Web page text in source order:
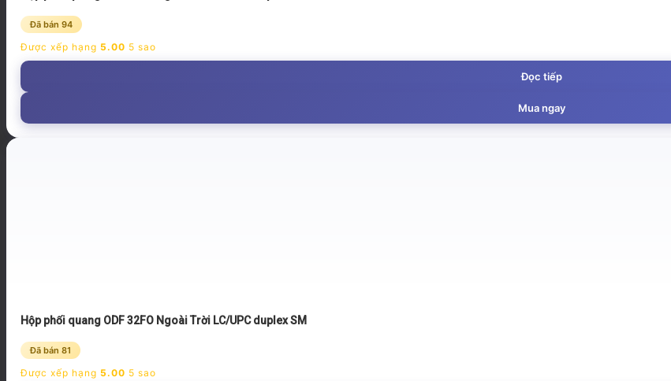
Đã bán 94
Được xếp hạng 5.00 5 sao
Đọc tiếp
Mua ngay
Hộp phối quang ODF 32FO Ngoài Trời LC/UPC duplex SM
Đã bán 81
Được xếp hạng 5.00 5 sao